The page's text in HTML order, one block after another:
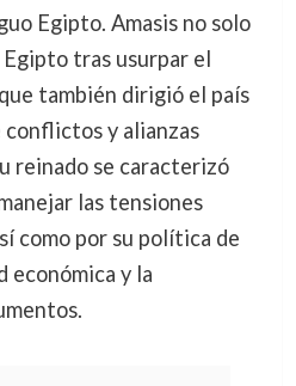
Egipto. Amasis no solo
tras usurpar el
también dirigió el país
conflictos y alianzas
reinado se caracterizó
las tensiones
como por su política de
económica y la